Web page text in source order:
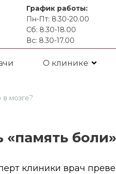
График работы:
Пн-Пт: 8.30-20.00
Сб: 8.30-18.00
Вс: 8.30-17.00
О клинике
в мозге?
клиники врач